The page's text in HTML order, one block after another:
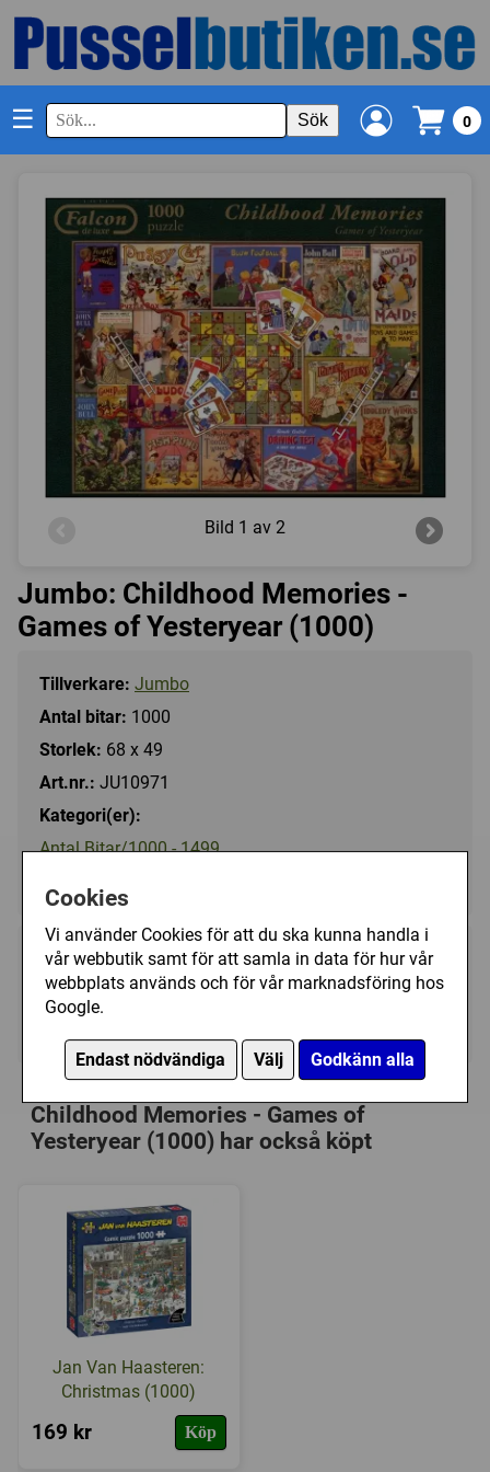
Cookies
Vi använder Cookies för att du ska kunna handla i
vår webbutik samt för att samla in data för hur vår
webbplats används och för vår marknadsföring hos
Google.
Endast nödvändiga Välj Godkänn alla
☰ Sök 0
Bild 1 av 2
Jumbo: Childhood Memories -
Games of Yesteryear (1000)
Tillverkare: Jumbo
Antal bitar: 1000
Storlek: 68 x 49
Art.nr.: JU10971
Kategori(er):
Antal Bitar/1000 - 1499
149 kr Utgått
Personer som har köpt Jumbo:
Childhood Memories - Games of
Yesteryear (1000) har också köpt
Jan Van Haasteren:
Christmas (1000)
169 kr Köp